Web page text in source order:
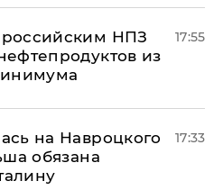
НПЗ
из
17:55
на Навроцкого
обязана
17:33